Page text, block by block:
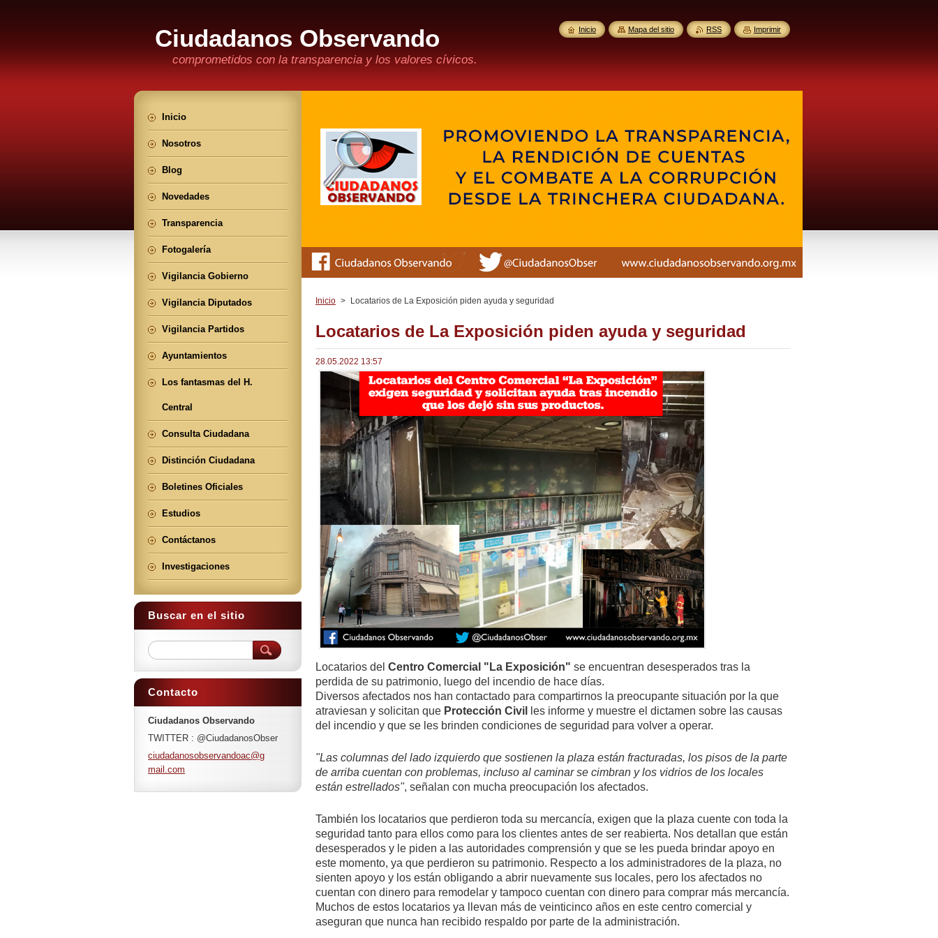
Ciudadanos Observando
comprometidos con la transparencia y los valores cívicos.
Inicio > Locatarios de La Exposición piden ayuda y seguridad
Locatarios de La Exposición piden ayuda y seguridad
28.05.2022 13:57
Locatarios del Centro Comercial "La Exposición" se encuentran desesperados tras la
perdida de su patrimonio, luego del incendio de hace días.
Diversos afectados nos han contactado para compartirnos la preocupante situación por la que
atraviesan y solicitan que Protección Civil
les informe y muestre el dictamen sobre las causas
del incendio y que se les brinden condiciones de seguridad para volver a operar.
"Las columnas del lado izquierdo que sostienen la plaza están fracturadas, los pisos de la parte
de arriba cuentan con problemas, incluso al caminar se cimbran y los vidrios de los locales
están estrellados", señalan con mucha preocupación los afectados.
También los locatarios que perdieron toda su mercancía, exigen que la plaza cuente con toda la
seguridad tanto para ellos como para los clientes antes de ser reabierta. Nos detallan que están
desesperados y le piden a las autoridades comprensión y que se les pueda brindar apoyo en
este momento, ya que perdieron su patrimonio. Respecto a los administradores de la plaza, no
sienten apoyo y los están obligando a abrir nuevamente sus locales, pero los afectados no
cuentan con dinero para remodelar y tampoco cuentan con dinero para comprar más mercancía.
Muchos de estos locatarios ya llevan más de veinticinco años en este centro comercial y
aseguran que nunca han recibido respaldo por parte de la administración.
Inicio
Nosotros
Blog
Novedades
Transparencia
Fotogalería
Vigilancia Gobierno
Vigilancia Diputados
Vigilancia Partidos
Ayuntamientos
Los fantasmas del H.
Central
Consulta Ciudadana
Distinción Ciudadana
Boletines Oficiales
Estudios
Contáctanos
Investigaciones
Buscar en el sitio
Contacto
Ciudadanos Observando
TWITTER : @CiudadanosObser
ciudadanosobservandoac@g
mail.com
Inicio Mapa del sitio RSS Imprimir